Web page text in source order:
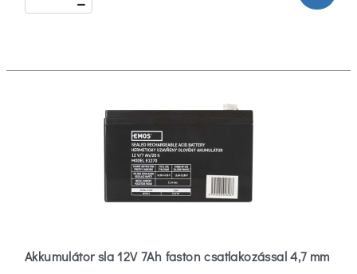
Akkumulátor sla 12V 7Ah faston csatlakozással 4,7 mm